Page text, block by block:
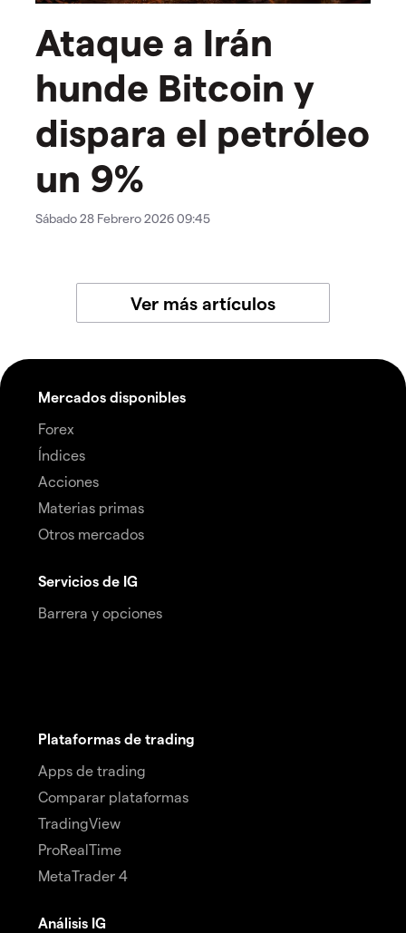
Ataque a Irán
hunde Bitcoin y
dispara el petróleo
un 9%
Sábado 28 Febrero 2026 09:45
Ver más artículos
Mercados disponibles
Forex
Índices
Acciones
Materias primas
Otros mercados
Servicios de IG
Barrera y opciones
Plataformas de trading
Apps de trading
Comparar plataformas
TradingView
ProRealTime
MetaTrader 4
Análisis IG